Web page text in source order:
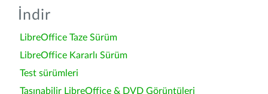
İndir
LibreOffice Taze Sürüm
LibreOffice Kararlı Sürüm
Test sürümleri
Taşınabilir LibreOffice & DVD Görüntüleri